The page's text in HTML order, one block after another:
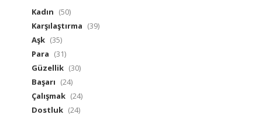
Kadın (50)
Karşılaştırma (39)
Aşk (35)
Para (31)
Güzellik (30)
Başarı (24)
Çalışmak (24)
Dostluk (24)